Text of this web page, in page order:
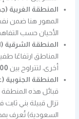
المنطقة الغربية
المهور هنا ضمن
الأحيان حسب
المنطقة الشرقية
المناطق ارتفاعًا
أخرى، لتتراوح بين 50,000
المنطقة الجنوبية
قبائل هذه المنطقة
تزال قبيلة بني
السعودية) تُعرف